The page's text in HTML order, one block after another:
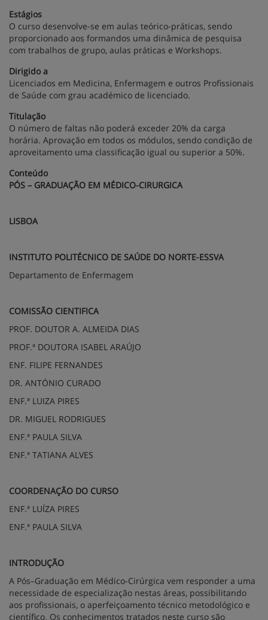
Estágios
O curso desenvolve-se em aulas teórico-práticas, sendo
proporcionado aos formandos uma dinâmica de pesquisa
com trabalhos de grupo, aulas práticas e Workshops.
Dirigido a
Licenciados em Medicina, Enfermagem e outros Profissionais
de Saúde com grau académico de licenciado.
Titulação
O número de faltas não poderá exceder 20% da carga
horária. Aprovação em todos os módulos, sendo condição de
aproveitamento uma classificação igual ou superior a 50%.
Conteúdo
PÓS – GRADUAÇÃO EM MÉDICO-CIRURGICA
LISBOA
INSTITUTO POLITÉCNICO DE SAÚDE DO NORTE-ESSVA
Departamento de Enfermagem
COMISSÃO CIENTIFICA
PROF. DOUTOR A. ALMEIDA DIAS
PROF.ª DOUTORA ISABEL ARAÚJO
ENF. FILIPE FERNANDES
DR. ANTÓNIO CURADO
ENF.ª LUIZA PIRES
DR. MIGUEL RODRIGUES
ENF.ª PAULA SILVA
ENF.ª TATIANA ALVES
COORDENAÇÃO DO CURSO
ENF.ª LUÍZA PIRES
ENF.ª PAULA SILVA
INTRODUÇÃO
A Pós–Graduação em Médico-Cirúrgica vem responder a uma
necessidade de especialização nestas áreas, possibilitando
aos profissionais, o aperfeiçoamento técnico metodológico e
científico. Os conhecimentos tratados neste curso são